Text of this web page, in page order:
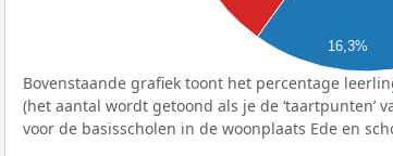
16,3%
Bovenstaande grafiek toont het percentage
(het aantal wordt getoond als je de ‘taartpunten’
voor de basisscholen in de woonplaats Ede en